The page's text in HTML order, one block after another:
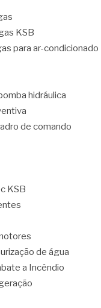
KSB
para ar-condicionado
hidráulica
de comando
KSB
de água
a Incêndio